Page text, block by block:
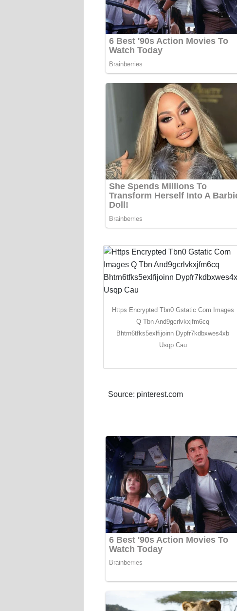
Https Encrypted Tbn0 Gstatic Com Images
Q Tbn And9gcrlvkxjfm6cq
Bhtrn6tfks5exlfijoinn Dypfr7kdbxwes4xb
Usqp Cau
Source: pinterest.com